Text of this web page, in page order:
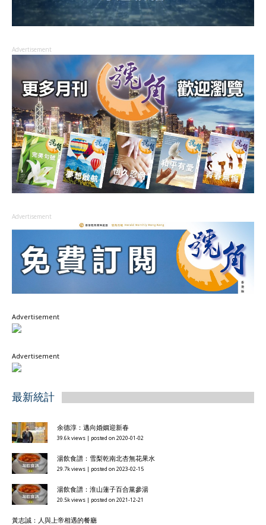
Advertisement
Advertisement
Advertisement
Advertisement
最新統計
余德淳：邁向婚姻迎新春
39.6k views | posted on 2020-01-02
湯飲食譜：雪梨乾南北杏無花果水
29.7k views | posted on 2023-02-15
湯飲食譜：淮山蓮子百合黨參湯
20.5k views | posted on 2021-12-21
黃志誠：人與上帝相遇的餐廳